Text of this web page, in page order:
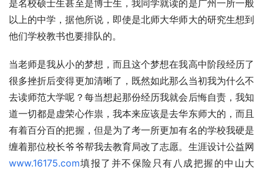
是名校硕士生甚至是博士生，我同学就读的是广州一所一般
以上的中学，据他所说，即使是北师大华师大的研究生想到
他们学校教书也要排队的。
当老师是我从小的梦想，而且这个梦想在我高中阶段经历了
很多挫折后变得更加清晰了，既然如此那么当初我为什么不
去读师范大学呢？每当想起那份经历我就会后悔自责，我知
道一切都是虚荣心作祟，我本来应该是去华东师大的，而且
有着百分百的把握，但是为了考一所更加有名的学校我硬是
缠着那位校长爷爷帮我去教育局改了志愿。生涯设计公益网
www.16175.com填报了并不保险只有八成把握的中山大